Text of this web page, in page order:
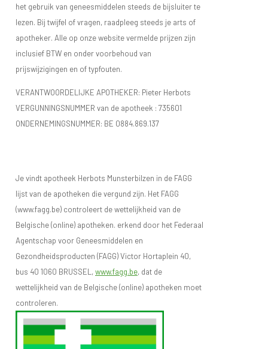
het gebruik van geneesmiddelen steeds de bijsluiter te
lezen. Bij twijfel of vragen, raadpleeg steeds je arts of
apotheker. Alle op onze website vermelde prijzen zijn
inclusief BTW en onder voorbehoud van
prijswijzigingen en of typfouten.
VERANTWOORDELIJKE APOTHEKER: Pieter Herbots
VERGUNNINGSNUMMER van de apotheek : 735601
ONDERNEMINGSNUMMER: BE 0884.869.137
Je vindt apotheek Herbots Munsterbilzen in de FAGG
lijst van de apotheken die vergund zijn. Het FAGG
(www.fagg.be) controleert de wettelijkheid van de
Belgische (online) apotheken. erkend door het Federaal
Agentschap voor Geneesmiddelen en
Gezondheidsproducten (FAGG) Victor Hortaplein 40,
bus 40 1060 BRUSSEL,www.fagg.be, dat de
wettelijkheid van de Belgische (online) apotheken moet
controleren.